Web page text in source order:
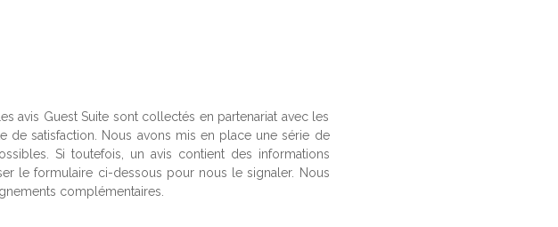
avis Guest Suite sont collectés en partenariat avec les
de satisfaction. Nous avons mis en place une série de
Si toutefois, un avis contient des informations
le formulaire ci-dessous pour nous le signaler. Nous
complémentaires.